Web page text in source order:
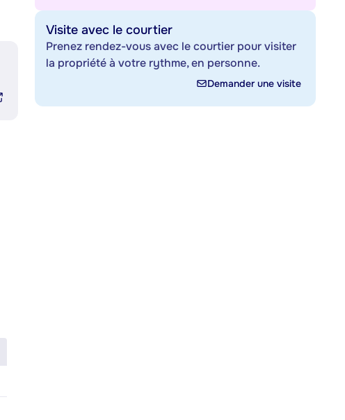
Visite avec le courtier
Prenez rendez-vous avec le courtier pour visiter
la propriété à votre rythme, en personne.
Demander une visite